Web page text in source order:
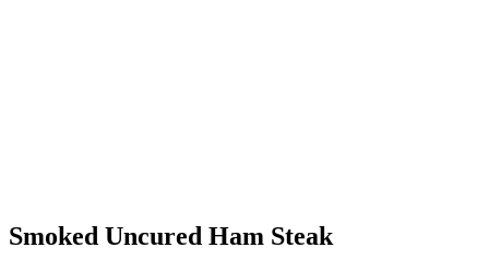
Smoked Uncured Ham Steak